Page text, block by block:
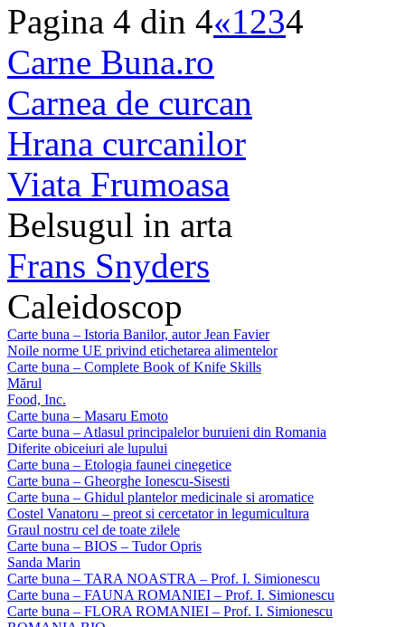
Pagina 4 din 4«1234
Carne Buna.ro
Carnea de curcan
Hrana curcanilor
Viata Frumoasa
Belsugul in arta
Frans Snyders
Caleidoscop
Carte buna – Istoria Banilor, autor Jean Favier
Noile norme UE privind etichetarea alimentelor
Carte buna – Complete Book of Knife Skills
Mărul
Food, Inc.
Carte buna – Masaru Emoto
Carte buna – Atlasul principalelor buruieni din Romania
Diferite obiceiuri ale lupului
Carte buna – Etologia faunei cinegetice
Carte buna – Gheorghe Ionescu-Sisesti
Carte buna – Ghidul plantelor medicinale si aromatice
Costel Vanatoru – preot si cercetator in legumicultura
Graul nostru cel de toate zilele
Carte buna – BIOS – Tudor Opris
Sanda Marin
Carte buna – TARA NOASTRA – Prof. I. Simionescu
Carte buna – FAUNA ROMANIEI – Prof. I. Simionescu
Carte buna – FLORA ROMANIEI – Prof. I. Simionescu